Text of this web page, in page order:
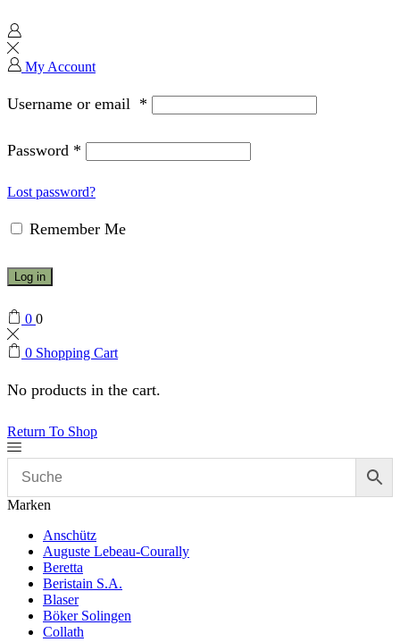
My Account
Username or email *
Password *
Lost password?
Remember Me
Log in
0 0
0 Shopping Cart
No products in the cart.
Return To Shop
Marken
Anschütz
Auguste Lebeau-Courally
Beretta
Beristain S.A.
Blaser
Böker Solingen
Collath